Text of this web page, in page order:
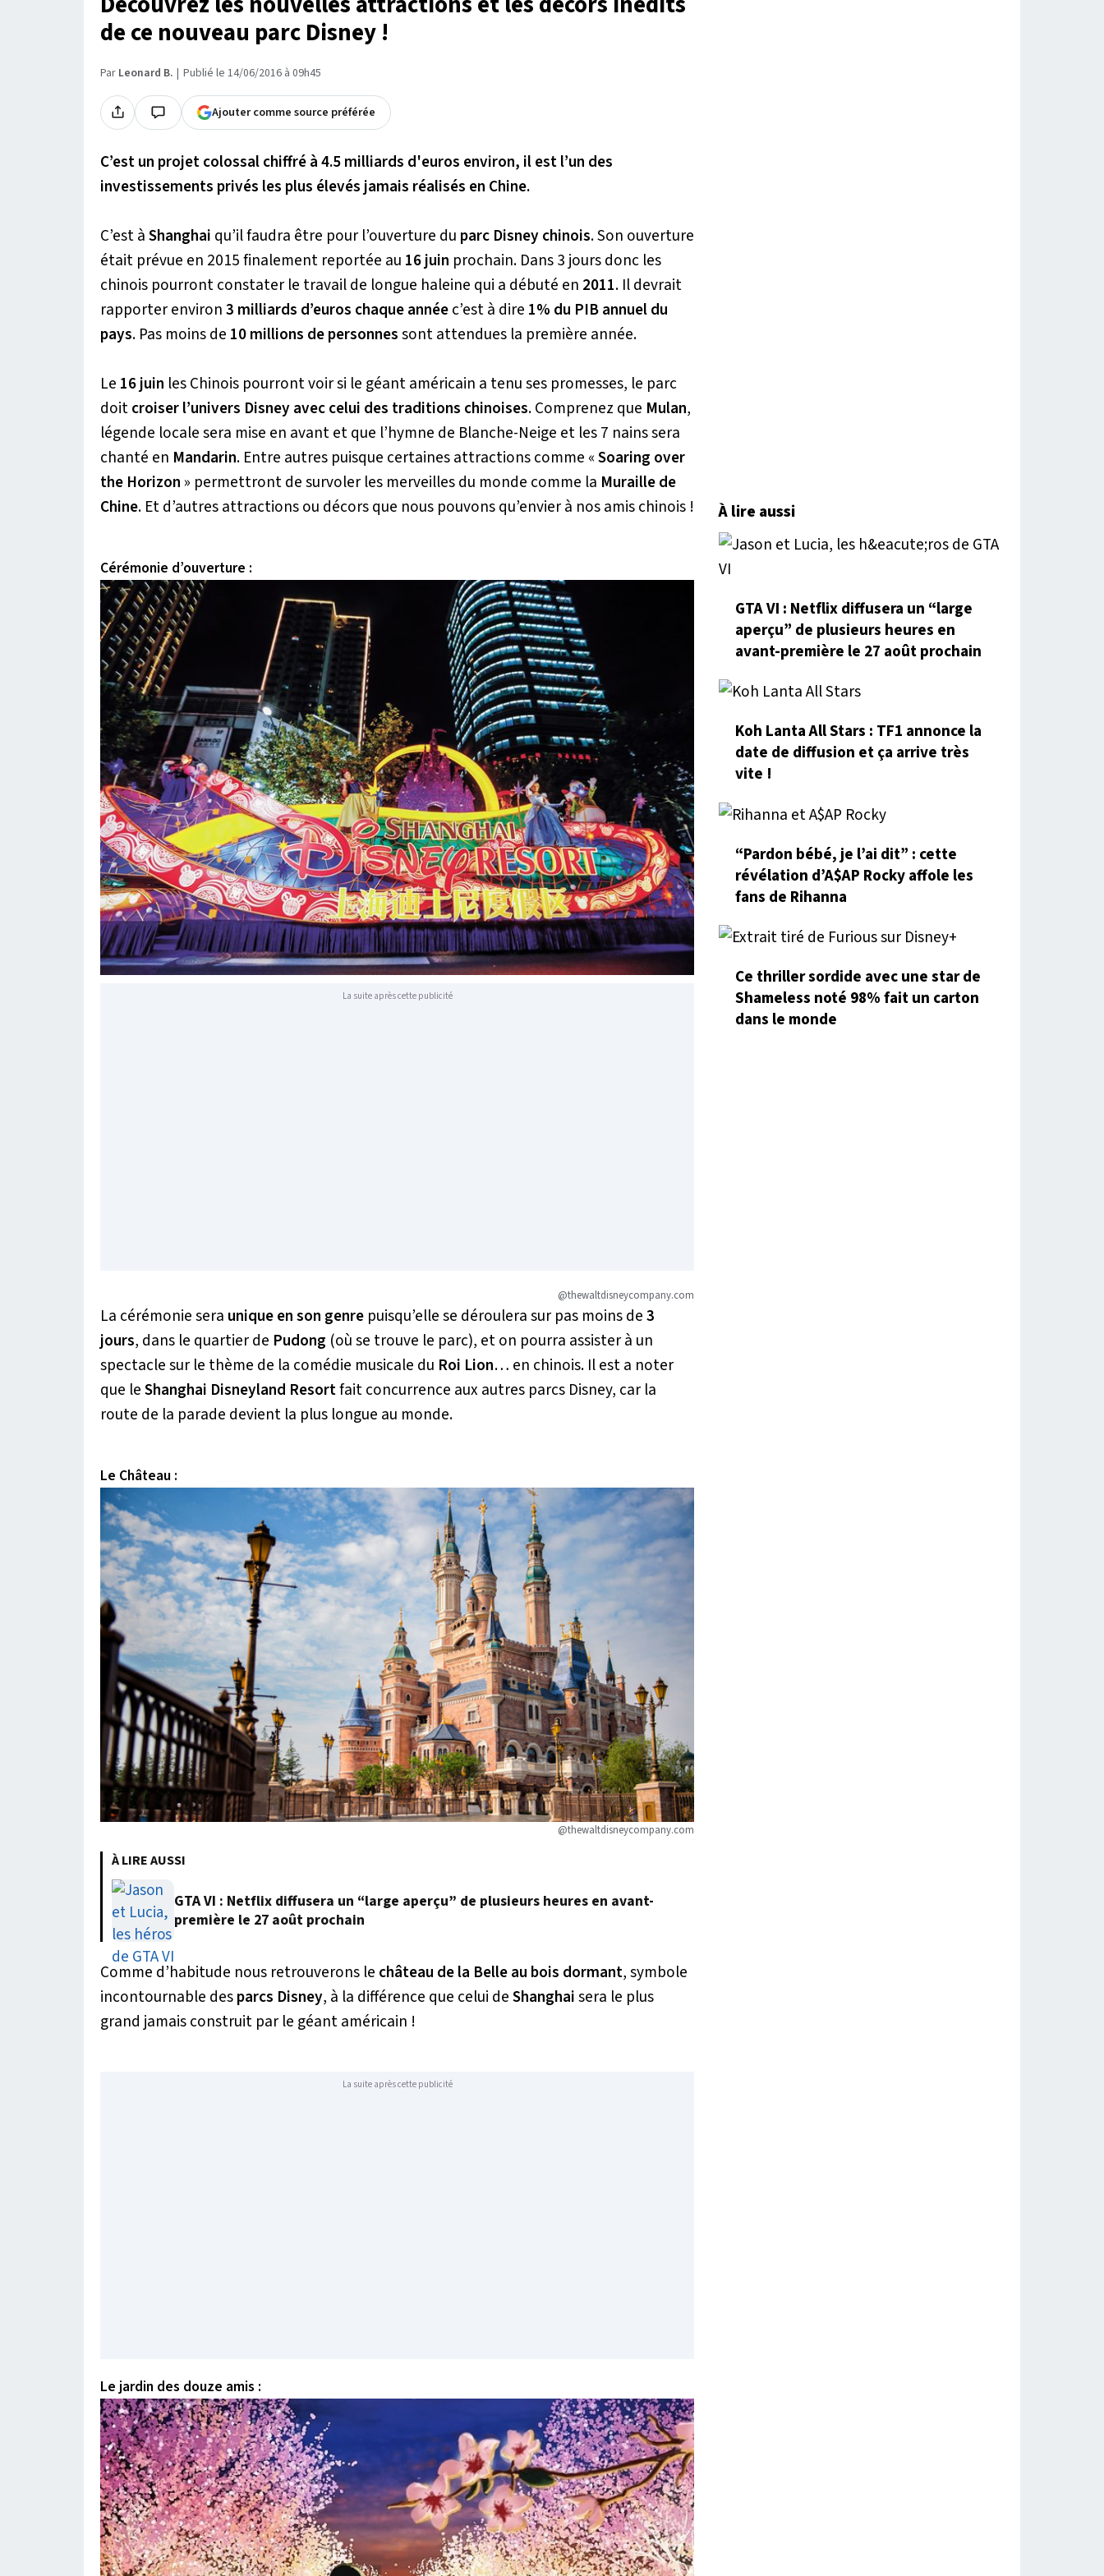
de ce nouveau parc Disney !
Par Leonard B. Publié le 14/06/2016 à 09h45
Ajouter comme source préférée
C’est un projet colossal chiffré à 4.5 milliards d'euros environ, il est l’un des
investissements privés les plus élevés jamais réalisés en Chine.
C’est àShanghai qu’il faudra être pour l’ouverture du parc Disney chinois. Son ouverture
était prévue en 2015 finalement reportée au 16 juin prochain. Dans 3 jours donc les
chinois pourront constater le travail de longue haleine qui a débuté en 2011. Il devrait
rapporter environ3 milliards d’euros chaque annéec’est à dire 1% du PIB annuel du
pays. Pas moins de 10 millions de personnessont attendues la première année.
Le 16 juin les Chinois pourront voir si le géant américain a tenu ses promesses, le parc
doitcroiser l’univers Disney avec celui des traditions chinoises. Comprenez que Mulan,
légende locale sera mise en avant et que l’hymne de Blanche-Neige et les 7 nains sera
chanté en Mandarin. Entre autres puisque certaines attractions comme «Soaring over
the Horizon » permettront de survoler les merveilles du monde comme la Muraille de
Chine. Et d’autres attractions ou décors que nous pouvons qu’envier à nos amis chinois !
Cérémonie d’ouverture :
La suite après cette publicité
@thewaltdisneycompany.com
La cérémonie sera unique en son genre puisqu’elle se déroulera sur pas moins de3
jours, dans le quartier de Pudong (où se trouve le parc), et on pourra assister à un
spectacle sur le thème de la comédie musicale du Roi Lion… en chinois. Il est a noter
que leShanghai Disneyland Resortfait concurrence aux autres parcs Disney, car la
route de la parade devient la plus longue au monde.
Le Château :
@thewaltdisneycompany.com
À LIRE AUSSI
GTA VI : Netflix diffusera un “large aperçu” de plusieurs heures en avant-
première le 27 août prochain
Comme d’habitude nous retrouverons le château de la Belle au bois dormant, symbole
incontournable desparcs Disney, à la différence que celui deShanghaisera le plus
grand jamais construit par le géant américain !
La suite après cette publicité
Le jardin des douze amis :
À lire aussi
GTA VI : Netflix diffusera un “large
aperçu” de plusieurs heures en
avant-première le 27 août prochain
Koh Lanta All Stars : TF1 annonce la
date de diffusion et ça arrive très
vite !
“Pardon bébé, je l’ai dit” : cette
révélation d’A$AP Rocky affole les
fans de Rihanna
Ce thriller sordide avec une star de
Shameless noté 98% fait un carton
dans le monde